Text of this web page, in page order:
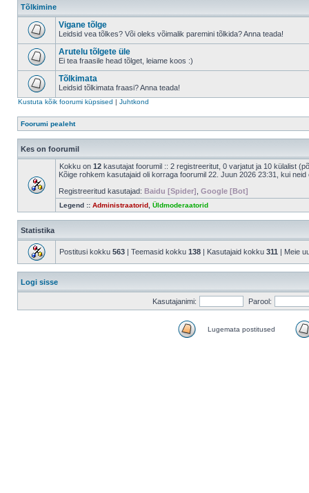
Tõlkimine
Vigane tõlge
Leidsid vea tõlkes? Või oleks võimalik paremini tõlkida? Anna teada!
Arutelu tõlgete üle
Ei tea fraasile head tõlget, leiame koos :)
Tõlkimata
Leidsid tõlkimata fraasi? Anna teada!
Kustuta kõik foorumi küpsised | Juhtkond
Foorumi pealeht
Kes on foorumil
Kokku on 12 kasutajat foorumil :: 2 registreeritut, 0 varjatut ja 10 külalist
Kõige rohkem kasutajaid oli korraga foorumil 22. Juun 2026 23:31, kui neid
Registreeritud kasutajad: Baidu [Spider] Google [Bot]
Legend :: Administraatorid Üldmoderaatorid
Statistika
Postitusi kokku 563 | Teemasid kokku 138 | Kasutajaid kokku 311 | Meie
Logi sisse
Kasutajanimi: Parool:
Lugemata postitused